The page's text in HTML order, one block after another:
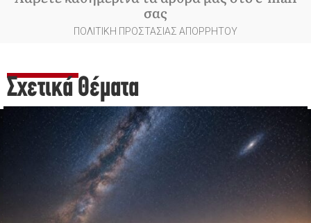
σας
ΠΟΛΙΤΙΚΗ ΠΡΟΣΤΑΣΙΑΣ ΑΠΟΡΡΗΤΟΥ
Σχετικά Θέματα